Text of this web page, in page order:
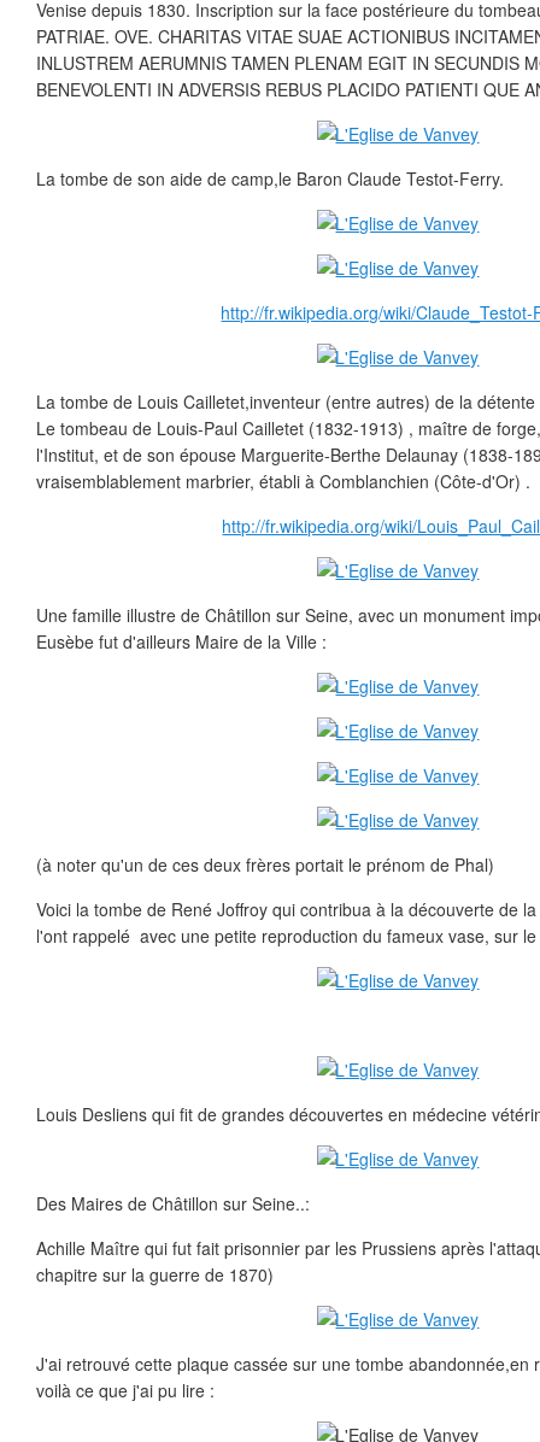
Venise depuis 1830. Inscription sur la face postérieure du
PATRIAE. OVE. CHARITAS VITAE SUAE ACTIONIBUS
INLUSTREM AERUMNIS TAMEN PLENAM EGIT IN SECUNDIS
BENEVOLENTI IN ADVERSIS REBUS PLACIDO PATIENTI QUE
La tombe de son aide de camp,le Baron Claude Testot-Ferry.
http://fr.wikipedia.org/wiki/Claude_Testot-
La tombe de Louis Cailletet,inventeur (entre autres) de la
Le tombeau de Louis-Paul Cailletet (1832-1913) , maître de
l'Institut, et de son épouse Marguerite-Berthe Delaunay (1838-
vraisemblablement marbrier, établi à Comblanchien (Côte-d'Or) .
http://fr.wikipedia.org/wiki/
Une famille illustre de Châtillon sur Seine, avec un monument
Eusèbe fut d'ailleurs Maire de la Ville :
(à noter qu'un de ces deux frères portait le prénom de Phal)
Voici la tombe de René Joffroy qui contribua à la découverte de
l'ont rappelé avec une petite reproduction du fameux vase, sur
Louis Desliens qui fit de grandes découvertes en médecine
Des Maires de Châtillon sur Seine..:
Achille Maître qui fut fait prisonnier par les Prussiens après
chapitre sur la guerre de 1870)
J'ai retrouvé cette plaque cassée sur une tombe abandonnée,en
voilà ce que j'ai pu lire :